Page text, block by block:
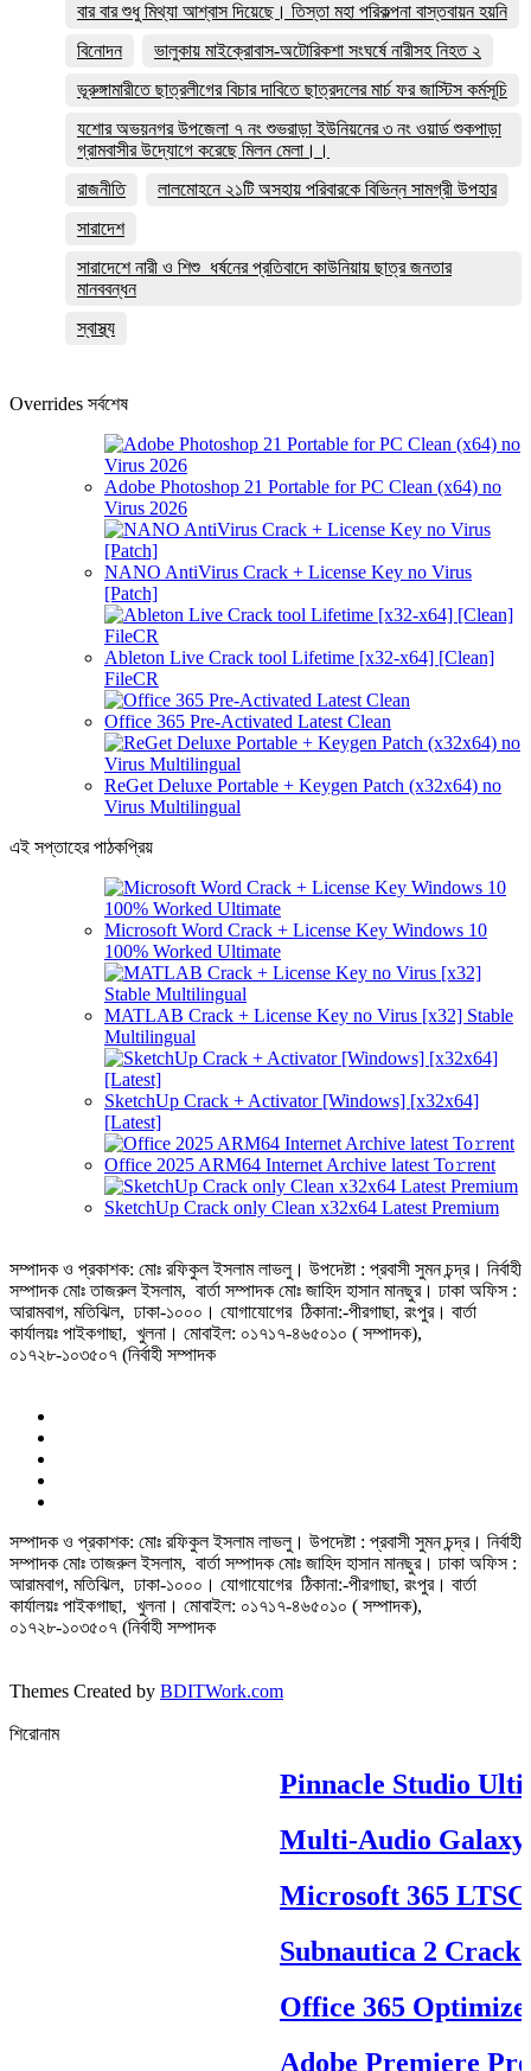
বার বার শুধু মিথ্যা আশ্বাস দিয়েছে। তিস্তা মহা পরিকল্পনা বাস্তবায়ন হয়নি
বিনোদন
ভালুকায় মাইক্রোবাস-অটোরিকশা সংঘর্ষে নারীসহ নিহত ২
ভূরুঙ্গামারীতে ছাত্রলীগের বিচার দাবিতে ছাত্রদলের মার্চ ফর জাস্টিস কর্মসূচি
যশোর অভয়নগর উপজেলা ৭ নং শুভরাড়া ইউনিয়নের ৩ নং ওয়ার্ড শুকপাড়া
গ্রামবাসীর উদ্যোগে করেছে মিলন মেলা।।
রাজনীতি
লালমোহনে ২১টি অসহায় পরিবারকে বিভিন্ন সামগ্রী উপহার
সারাদেশ
সারাদেশে নারী ও শিশু ধর্ষনের প্রতিবাদে কাউনিয়ায় ছাত্র জনতার
মানববন্ধন
স্বাস্থ্য
Overrides সর্বশেষ
Adobe Photoshop 21 Portable for PC Clean (x64) no
Virus 2026
NANO AntiVirus Crack + License Key no Virus
[Patch]
Ableton Live Crack tool Lifetime [x32-x64] [Clean]
FileCR
Office 365 Pre-Activated Latest Clean
ReGet Deluxe Portable + Keygen Patch (x32x64) no
Virus Multilingual
এই সপ্তাহের পাঠকপ্রিয়
Microsoft Word Crack + License Key Windows 10
100% Worked Ultimate
MATLAB Crack + License Key no Virus [x32] Stable
Multilingual
SketchUp Crack + Activator [Windows] [x32x64]
[Latest]
Office 2025 ARM64 Internet Archive latest To𝚛rent
SketchUp Crack only Clean x32x64 Latest Premium
সম্পাদক ও প্রকাশক: মোঃ রফিকুল ইসলাম লাভলু। উপদেষ্টা : প্রবাসী সুমন চন্দ্র। নির্বাহী
সম্পাদক মোঃ তাজরুল‌‌ ইসলাম, বার্তা সম্পাদক মোঃ জাহিদ হাসান মানছুর। ঢাকা অফিস :
আরামবাগ, মতিঝিল, ঢাকা-১০০০। যোগাযোগের ঠিকানা:-পীরগাছা‌, রংপুর। বার্তা
কার্যালয়ঃ পাইকগাছা, খুলনা। মোবাইল: ০১৭১৭-৪৬৫০১০ ( সম্পাদক),
০১৭২৮-১০৩৫০৭ (নির্বাহী সম্পাদক
সম্পাদক ও প্রকাশক: মোঃ রফিকুল ইসলাম লাভলু। উপদেষ্টা : প্রবাসী সুমন চন্দ্র। নির্বাহী
সম্পাদক মোঃ তাজরুল‌‌ ইসলাম, বার্তা সম্পাদক মোঃ জাহিদ হাসান মানছুর। ঢাকা অফিস :
আরামবাগ, মতিঝিল, ঢাকা-১০০০। যোগাযোগের ঠিকানা:-পীরগাছা‌, রংপুর। বার্তা
কার্যালয়ঃ পাইকগাছা, খুলনা। মোবাইল: ০১৭১৭-৪৬৫০১০ ( সম্পাদক),
০১৭২৮-১০৩৫০৭ (নির্বাহী সম্পাদক
Themes Created by BDITWork.com
শিরোনাম
Pinnacle Studio
Multi-Audio
Microsoft 365
Subnautica 2 Crack
Office 365
Adobe Premiere Pro